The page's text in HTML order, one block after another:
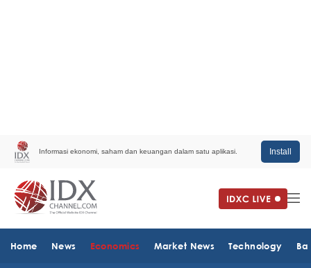
Informasi ekonomi, saham dan keuangan dalam satu aplikasi. Install
Home News Economics Market News Technology